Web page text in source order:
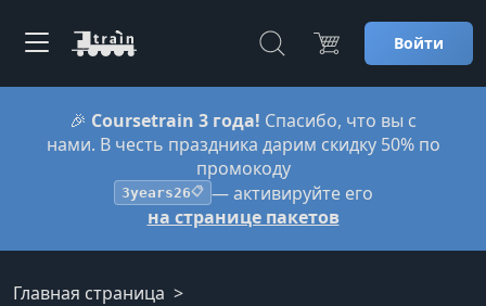
Войти
🎉 Coursetrain 3 года! Спасибо, что вы с
нами. В честь праздника дарим скидку 50% по
промокоду
3years26📋 — активируйте его
на странице пакетов
Главная страница